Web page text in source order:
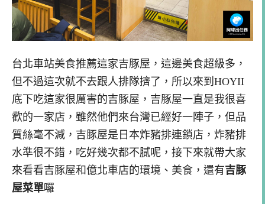
台北車站美食推薦這家吉豚屋，這邊美食超級多，
但不過這次就不去跟人排隊擠了，所以來到HOYII
底下吃這家很厲害的吉豚屋，吉豚屋一直是我很喜
歡的一家店，雖然他們來台灣已經好一陣子，但品
質絲毫不減，吉豚屋是日本炸豬排連鎖店，炸豬排
水準很不錯，吃好幾次都不膩呢，接下來就帶大家
來看看吉豚屋和億北車店的環境、美食，還有吉豚
屋菜單囉